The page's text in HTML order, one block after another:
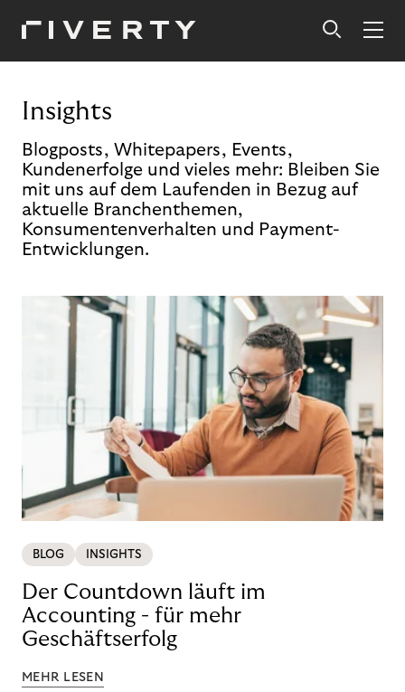
Insights
Blogposts, Whitepapers, Events,
Kundenerfolge und vieles mehr: Bleiben Sie
mit uns auf dem Laufenden in Bezug auf
aktuelle Branchenthemen,
Konsumentenverhalten und Payment-
Entwicklungen.
BLOG INSIGHTS
Der Countdown läuft im
Accounting - für mehr
Geschäftserfolg
MEHR LESEN